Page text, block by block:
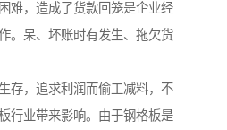
难，造成了货款回笼是企业经
。呆、坏账时有发生、拖欠货
存，追求利润而偷工减料，不
行业带来影响。由于钢格板是